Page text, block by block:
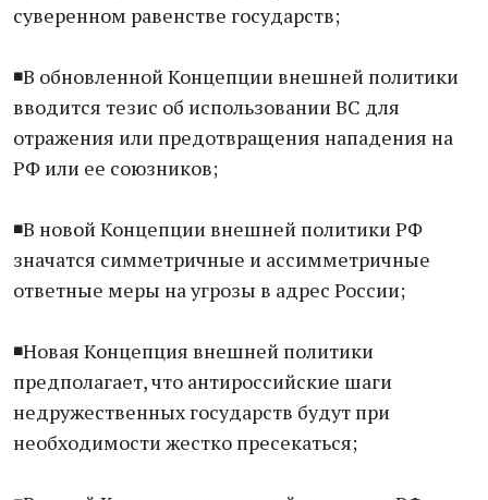
суверенном равенстве государств;
◾️В обновленной Концепции внешней политики
вводится тезис об использовании ВС для
отражения или предотвращения нападения на
РФ или ее союзников;
◾️В новой Концепции внешней политики РФ
значатся симметричные и ассимметричные
ответные меры на угрозы в адрес России;
◾️Новая Концепция внешней политики
предполагает, что антироссийские шаги
недружественных государств будут при
необходимости жестко пресекаться;